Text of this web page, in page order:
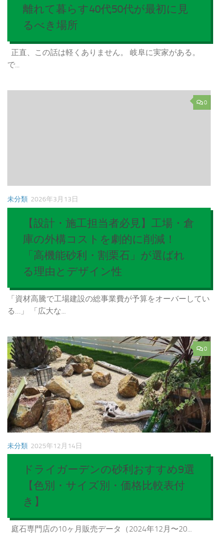
離れて暮らす40代50代が最初に見
るべき場所
正直、この話は軽くありません。 岐阜に実家がある。
で...
0
未分類 2026年3月13日
【設計・施工担当者必見】工場・倉
庫の外構コストを劇的に削減！
「高機能砂利・割栗石」が選ばれ
る理由とデザイン性
「資材高騰で工場建設の総事業費が予算をオーバーしてい
る…」 「広大な...
0
未分類 2025年12月14日
ドライガーデンの砂利おすすめ9選
【色別・サイズ別・価格比較表付
き】
庭石専門店の10ヶ月販売データ（2024年12月〜20...